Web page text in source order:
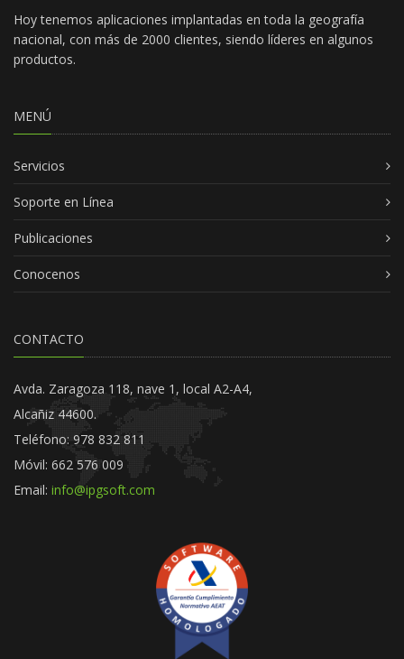
Hoy tenemos aplicaciones implantadas en toda la geografía
nacional, con más de 2000 clientes, siendo líderes en algunos
productos.
MENÚ
Servicios
Soporte en Línea
Publicaciones
Conocenos
CONTACTO
Avda. Zaragoza 118, nave 1, local A2-A4,
Alcañiz 44600.
Teléfono: 978 832 811
Móvil: 662 576 009
Email: info@ipgsoft.com